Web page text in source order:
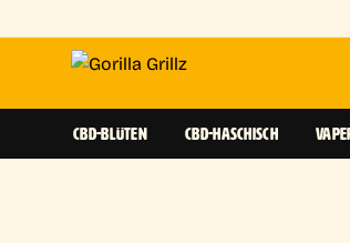
CBD-BLÜTEN CBD-HASCHISCH